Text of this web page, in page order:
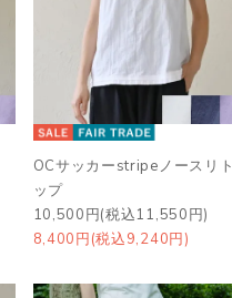
OCサッカーstripeノースリト
ップ
10,500円(税込11,550円)
8,400円(税込9,240円)